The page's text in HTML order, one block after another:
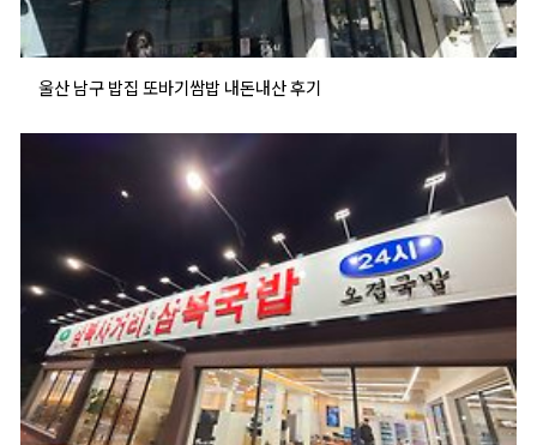
울산 남구 밥집 또바기쌈밥 내돈내산 후기